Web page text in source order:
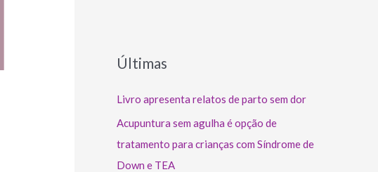
Últimas
Livro apresenta relatos de parto sem dor
Acupuntura sem agulha é opção de
tratamento para crianças com Síndrome de
Down e TEA